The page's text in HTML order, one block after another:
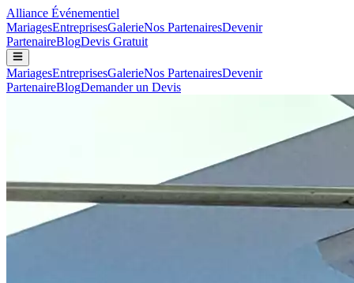
Alliance Événementiel
MariagesEntreprisesGalerieNos PartenairesDevenir
PartenaireBlogDevis Gratuit
MariagesEntreprisesGalerieNos PartenairesDevenir
PartenaireBlogDemander un Devis